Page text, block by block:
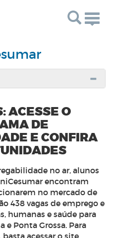
ACESSE O
DE
E CONFIRA
no ar, alunos
encontram
no mercado de
438 vagas de emprego e
humanas e saúde para
e Ponta Grossa. Para
acessar o site